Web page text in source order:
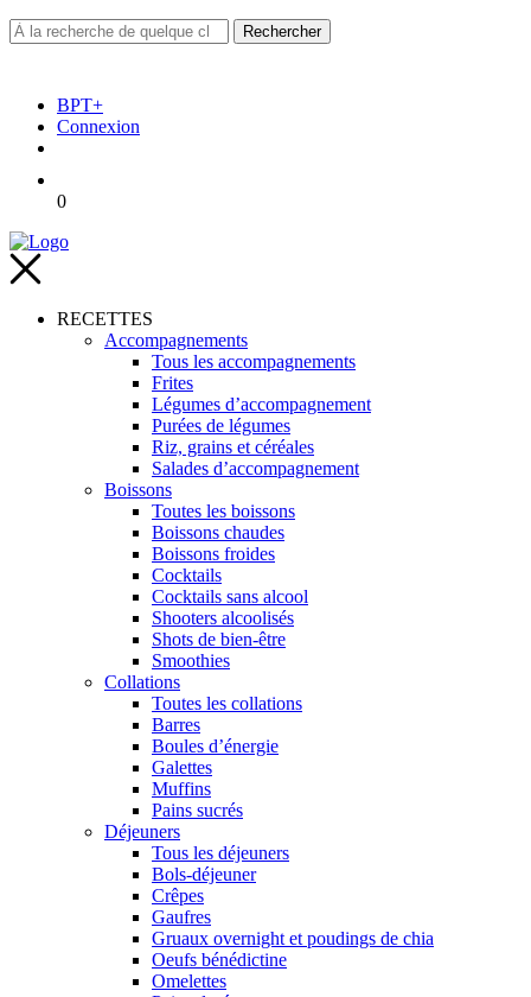
BPT+
Connexion
0
RECETTES
Accompagnements
Tous les accompagnements
Frites
Légumes d’accompagnement
Purées de légumes
Riz, grains et céréales
Salades d’accompagnement
Boissons
Toutes les boissons
Boissons chaudes
Boissons froides
Cocktails
Cocktails sans alcool
Shooters alcoolisés
Shots de bien-être
Smoothies
Collations
Toutes les collations
Barres
Boules d’énergie
Galettes
Muffins
Pains sucrés
Déjeuners
Tous les déjeuners
Bols-déjeuner
Crêpes
Gaufres
Gruaux overnight et poudings de chia
Oeufs bénédictine
Omelettes